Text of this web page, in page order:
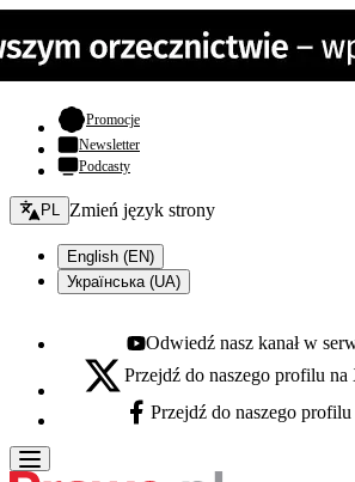
Promocje- otwiera się w nowej karcie
Newsletter
Podcasty
Zmień język - bieżący:
PL Zmień język strony
English (EN)
Українська (UA)
Youtube - otwiera się w nowej karcie
Odwiedź nasz kanał w
X - otwiera się w nowej karcie
Przejdź do naszego profilu
Facebook - otwiera się w nowej karcie
Przejdź do naszego